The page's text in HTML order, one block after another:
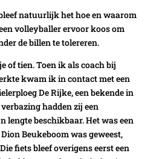
natuurlijk het hoe en waarom
volleyballer ervoor koos om
de billen te tolereren.
of tien. Toen ik als coach bij
kwam ik in contact met een
De Rijke, een bekende in
hadden zij een
lengte beschikbaar. Het was een
Beukeboom was geweest,
fiets bleef overigens eerst een